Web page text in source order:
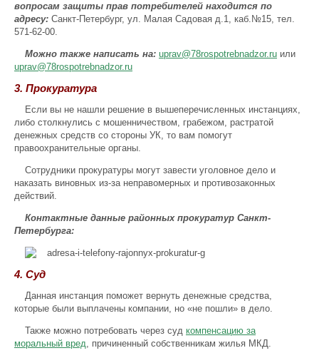
вопросам защиты прав потребителей находится по
адресу: Санкт-Петербург, ул. Малая Садовая д.1, каб.№15, тел.
571-62-00.
Можно также написать на: uprav@78rospotrebnadzor.ru или
uprav@78rospotrebnadzor.ru
3. Прокуратура
Если вы не нашли решение в вышеперечисленных инстанциях,
либо столкнулись с мошенничеством, грабежом, растратой
денежных средств со стороны УК, то вам помогут
правоохранительные органы.
Сотрудники прокуратуры могут завести уголовное дело и
наказать виновных из-за неправомерных и противозаконных
действий.
Контактные данные районных прокуратур Санкт-
Петербурга:
4. Суд
Данная инстанция поможет вернуть денежные средства,
которые были выплачены компании, но «не пошли» в дело.
Также можно потребовать через суд компенсацию за
моральный вред, причиненный собственникам жилья МКД.